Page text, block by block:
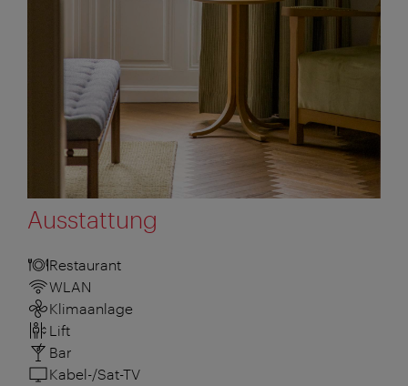
Ausstattung
Restaurant
WLAN
Klimaanlage
Lift
Bar
Kabel-/Sat-TV